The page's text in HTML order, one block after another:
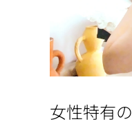
女性特有の